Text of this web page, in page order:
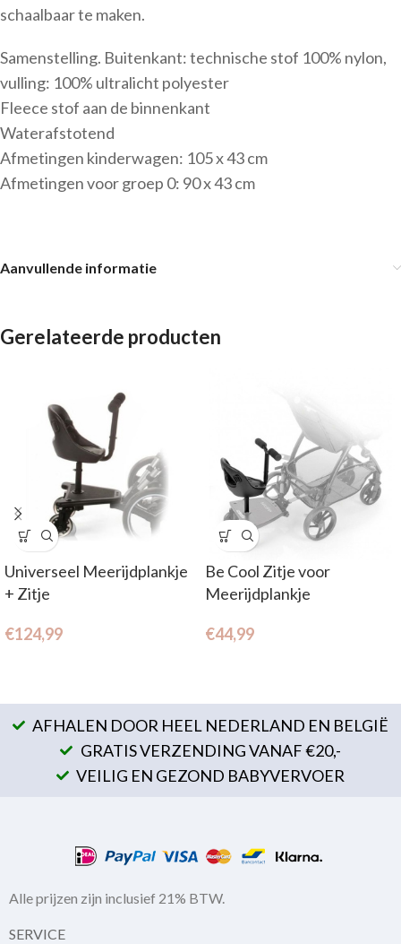
schaalbaar te maken.
Samenstelling. Buitenkant: technische stof 100% nylon,
vulling: 100% ultralicht polyester
Fleece stof aan de binnenkant
Waterafstotend
Afmetingen kinderwagen: 105 x 43 cm
Afmetingen voor groep 0: 90 x 43 cm
Aanvullende informatie
Gerelateerde producten
Universeel Meerijdplankje
+ Zitje
€124,99
Be Cool Zitje voor
Meerijdplankje
€44,99
AFHALEN DOOR HEEL NEDERLAND EN BELGIË
GRATIS VERZENDING VANAF €20,-
VEILIG EN GEZOND BABYVERVOER
Alle prijzen zijn inclusief 21% BTW.
SERVICE